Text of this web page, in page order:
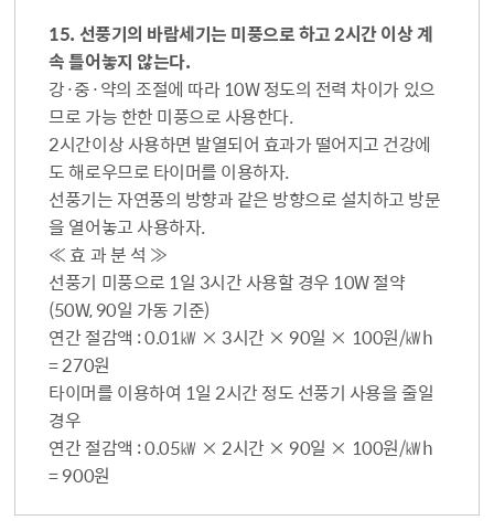
15. 선풍기의 바람세기는 미풍으로 하고 2시간 이상 계
속 틀어놓지 않는다.
강·중·약의 조절에 따라 10W 정도의 전력 차이가 있으
므로 가능 한한 미풍으로 사용한다.
2시간이상 사용하면 발열되어 효과가 떨어지고 건강에
도 해로우므로 타이머를 이용하자.
선풍기는 자연풍의 방향과 같은 방향으로 설치하고 방문
을 열어놓고 사용하자.
≪ 효 과 분 석 ≫
선풍기 미풍으로 1일 3시간 사용할 경우 10W 절약
(50W, 90일 가동 기준)
연간 절감액 : 0.01㎾ × 3시간 × 90일 × 100원/㎾h
= 270원
타이머를 이용하여 1일 2시간 정도 선풍기 사용을 줄일
경우
연간 절감액 : 0.05㎾ × 2시간 × 90일 × 100원/㎾h
= 900원